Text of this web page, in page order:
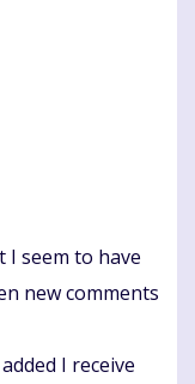
seem to have
new comments
I receive